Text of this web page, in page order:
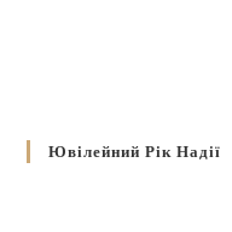
Ювілейний Рік Надії